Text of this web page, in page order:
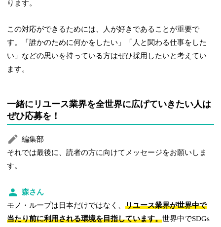
ります。
この対応ができるためには、人が好きであることが重要で
す。「誰かのために何かをしたい」「人と関わる仕事をした
い」などの思いを持っている方はぜひ採用したいと考えてい
ます。
一緒にリユース業界を全世界に広げていきたい人は
ぜひ応募を！
編集部
それでは最後に、読者の方に向けてメッセージをお願いしま
す。
森さん
モノ・ループは日本だけではなく、リユース業界が世界中で
当たり前に利用される環境を目指しています。世界中でSDGs